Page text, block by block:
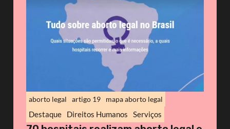
aborto legal artigo 19 mapa aborto legal
Destaque Direitos Humanos Serviços